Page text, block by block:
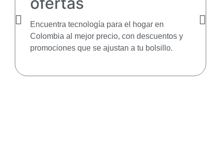
Encuentra tecnología para el hogar en
Colombia al mejor precio, con descuentos y
promociones que se ajustan a tu bolsillo.